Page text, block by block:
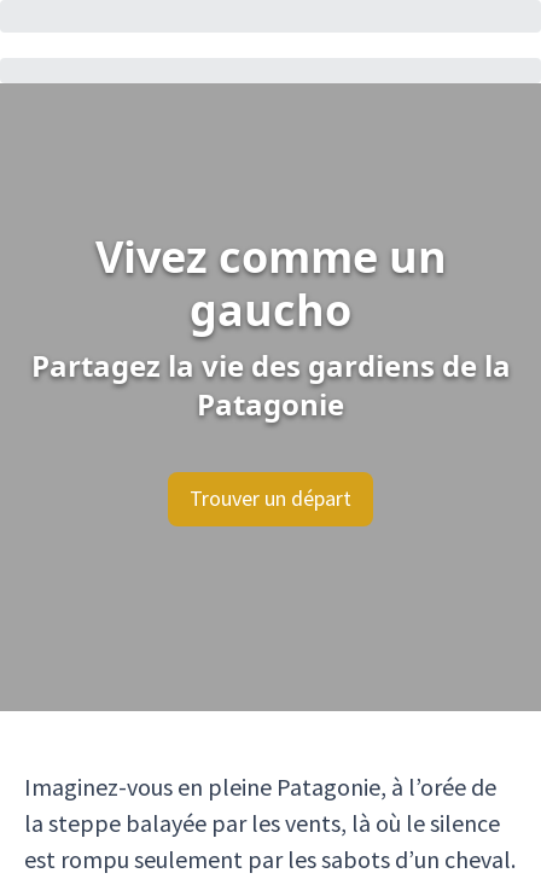
Vivez comme un
gaucho
Partagez la vie des gardiens de la
Patagonie
Trouver un départ
Imaginez-vous en pleine Patagonie, à l’orée de
la steppe balayée par les vents, là où le silence
est rompu seulement par les sabots d’un cheval.